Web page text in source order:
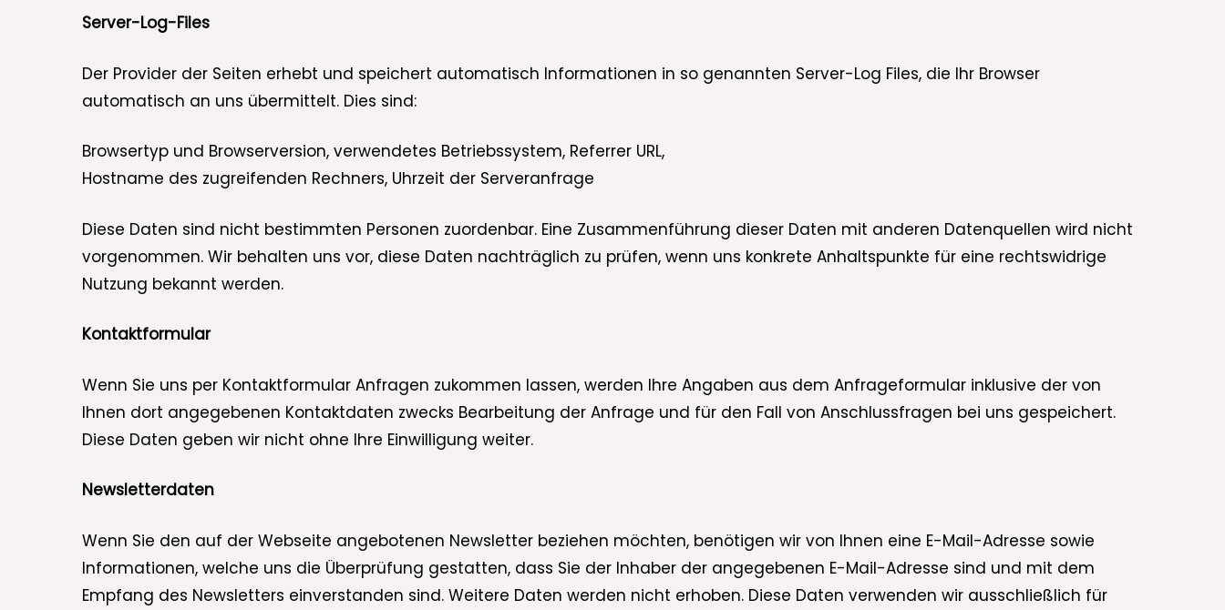
Server-Log-Files
Der Provider der Seiten erhebt und speichert automatisch Informationen in so genannten Server-Log Files, die Ihr Browser
automatisch an uns übermittelt. Dies sind:
Browsertyp und Browserversion, verwendetes Betriebssystem, Referrer URL,
Hostname des zugreifenden Rechners, Uhrzeit der Serveranfrage
Diese Daten sind nicht bestimmten Personen zuordenbar. Eine Zusammenführung dieser Daten mit anderen Datenquellen wird nicht
vorgenommen. Wir behalten uns vor, diese Daten nachträglich zu prüfen, wenn uns konkrete Anhaltspunkte für eine rechtswidrige
Nutzung bekannt werden.
Kontaktformular
Wenn Sie uns per Kontaktformular Anfragen zukommen lassen, werden Ihre Angaben aus dem Anfrageformular inklusive der von
Ihnen dort angegebenen Kontaktdaten zwecks Bearbeitung der Anfrage und für den Fall von Anschlussfragen bei uns gespeichert.
Diese Daten geben wir nicht ohne Ihre Einwilligung weiter.
Newsletterdaten
Wenn Sie den auf der Webseite angebotenen Newsletter beziehen möchten, benötigen wir von Ihnen eine E-Mail-Adresse sowie
Informationen, welche uns die Überprüfung gestatten, dass Sie der Inhaber der angegebenen E-Mail-Adresse sind und mit dem
Empfang des Newsletters einverstanden sind. Weitere Daten werden nicht erhoben. Diese Daten verwenden wir ausschließlich für